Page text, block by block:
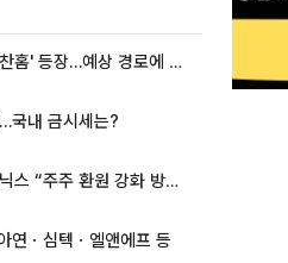
태풍 '돌핀' 이어 '찬홈' 등장…예상 경로에 한국 '한숨'
국내 금시세는?
삼성전자·SK하이닉스 “주주 환원 강화 방안 마련”
연ㆍ심텍ㆍ엘앤에프 등